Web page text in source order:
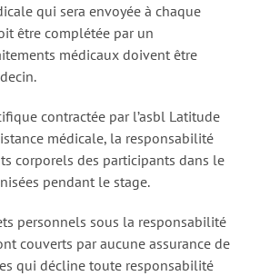
qui sera envoyée à chaque
être complétée par un
médicaux doivent être
contractée par l’asbl Latitude
médicale, la responsabilité
corporels des participants dans le
pendant le stage.
personnels sous la responsabilité
couverts par aucune assurance de
qui décline toute responsabilité